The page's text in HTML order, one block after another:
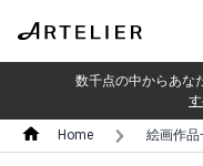
数千点の中からあな
Home 絵画作品